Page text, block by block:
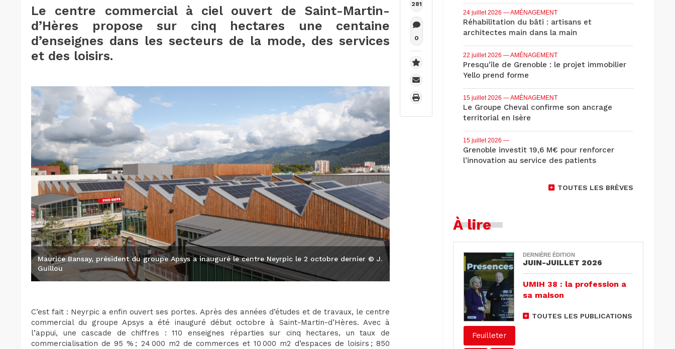
Le centre commercial à ciel ouvert de Saint-Martin-
d’Hères propose sur cinq hectares une centaine
d’enseignes dans les secteurs de la mode, des services
et des loisirs.
Maurice Bansay, président du groupe Apsys a inauguré le centre Neyrpic le 2 octobre dernier © J.
Guillou
C’est fait : Neyrpic a enfin ouvert ses portes. Après des années d’études et de travaux, le centre
commercial du groupe Apsys a été inauguré début octobre à Saint-Martin-d’Hères. Avec à
l’appui, une cascade de chiffres : 110 enseignes réparties sur cinq hectares, un taux de
commercialisation de 95 % ; 24 000 m2 de commerces et 10 000 m2 d’espaces de loisirs ; 850
281
0
24 juillet 2026 — AMÉNAGEMENT
Réhabilitation du bâti : artisans et
architectes main dans la main
22 juillet 2026 — AMÉNAGEMENT
Presqu'île de Grenoble : le projet immobilier
Yello prend forme
15 juillet 2026 — AMÉNAGEMENT
Le Groupe Cheval confirme son ancrage
territorial en Isère
15 juillet 2026 —
Grenoble investit 19,6 M€ pour renforcer
l’innovation au service des patients
TOUTES LES BRÈVES
À lire
Feuilleter
DERNIÈRE ÉDITION
JUIN-JUILLET 2026
UMIH 38 : la profession a
sa maison
TOUTES LES PUBLICATIONS